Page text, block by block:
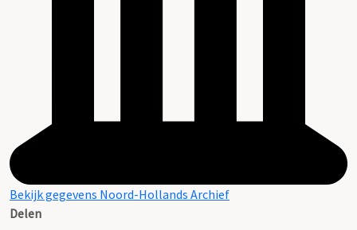
Bekijk gegevens Noord-Hollands Archief
Delen